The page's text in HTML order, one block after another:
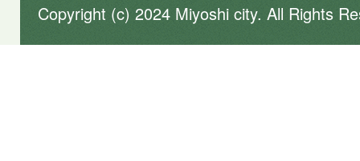
Copyright (c) 2024 Miyoshi city. All Rights